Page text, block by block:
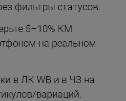
фильтры статусов.
5–10% КМ
на реальном
в ЛК WB и в ЧЗ на
вариаций.